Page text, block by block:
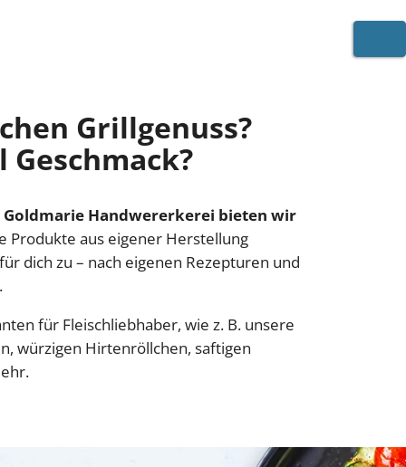
Grillgenuss?
Handwererkerei bieten wir
Produkte aus eigener Herstellung
dich zu – nach eigenen Rezepturen und
für Fleischliebhaber, wie z. B. unsere
würzigen Hirtenröllchen, saftigen